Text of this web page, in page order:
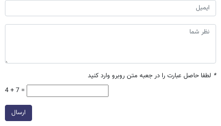
* لطفا حاصل عبارت را در جعبه متن روبرو وارد کنید
4 + 7 =
ارسال